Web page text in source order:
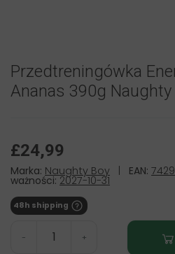
Przedtreningówka
Ananas 390g Naughty
£24,99
Marka: Naughty Boy EAN:
ważności: 2027-10-31
48h shipping
- +